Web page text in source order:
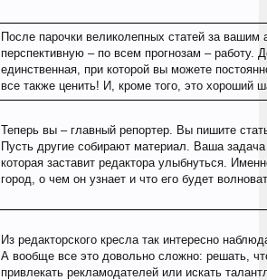
После парочки великолепных статей за вашим
перспективную – по всем прогнозам – работу.
единственная, при которой вы можете
все также ценить! И, кроме того, это хороший
Теперь вы – главный репортер. Вы пишите
Пусть другие собирают материал. Ваша
которая заставит редактора улыбнуться.
город, о чем он узнает и что его будет
Из редакторского кресла так интересно
А вообще все это довольно сложно: решать,
привлекать рекламодателей или искать